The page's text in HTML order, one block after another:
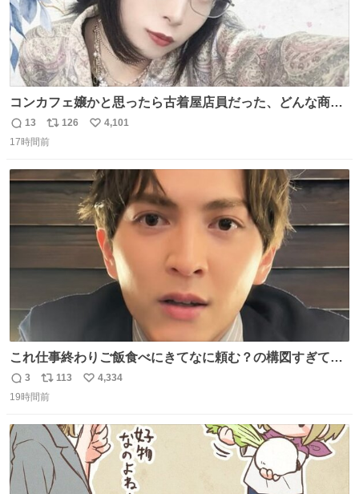
コンカフェ嬢かと思ったら古着屋店員だった、どんな商
売？
返
信
13
リ
ポ
ト
126
い
数
4,101
17時間前
これ仕事終わりご飯食べにきてなに頼む？の構図すぎて…
😭
返
信
3
リ
ポ
ト
数
113
い
数
4,334
19時間前